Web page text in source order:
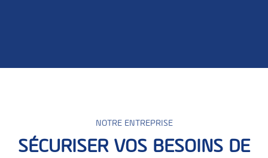
NOTRE ENTREPRISE
SÉCURISER VOS BESOINS DE